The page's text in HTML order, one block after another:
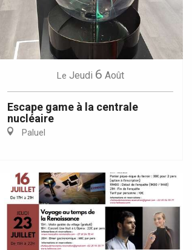
Le Jeudi 6 Août
Escape game à la centrale
nucléaire
Paluel